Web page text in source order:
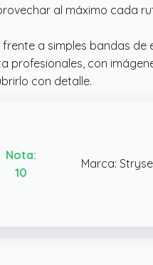
al máximo cada
a simples bandas de
con
con detalle.
Nota:
10
Marca: